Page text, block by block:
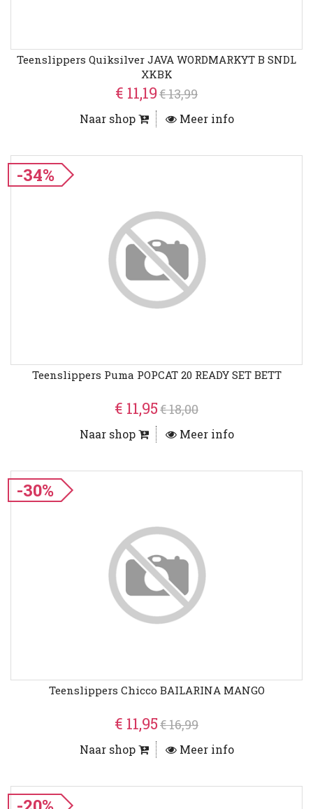
Teenslippers Quiksilver JAVA WORDMARKYT B SNDL
XKBK
€ 11,19€ 13,99
Naar shop Meer info
-34%
Teenslippers Puma POPCAT 20 READY SET BETT
€ 11,95€ 18,00
Naar shop Meer info
-30%
Teenslippers Chicco BAILARINA MANGO
€ 11,95€ 16,99
Naar shop Meer info